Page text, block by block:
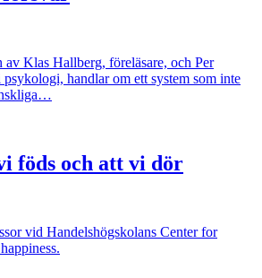
av Klas Hallberg, föreläsare, och Per
handlar om ett system som inte
föds och att vi dör
vid Handelshögskolans Center for